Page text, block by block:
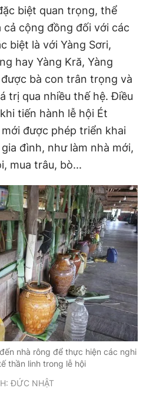
biệt quan trọng, thể
cộng đồng đối với các
biệt là với Yàng Sơri,
hay Yàng Kră, Yàng
bà con trân trọng và
trị qua nhiều thế hệ. Điều
tiến hành lễ hội Ét
được phép triển khai
đình, như làm nhà mới,
mua trâu, bò...
nhà rông để thực hiện các nghi
thần linh trong lễ hội
ĐỨC NHẬT